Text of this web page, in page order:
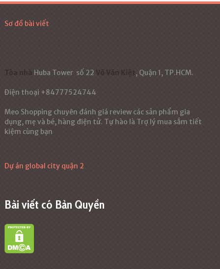
Sơ đồ bài viết
Huba Tower số 22 , Quận 1, TP.HCM.
Điện thoại +84777524744
Meo Shopping chuyên đánh giá review các sản phẩm gia
dụng, mẹ và bé, hàng điện tử. Tự hào là Trợ lý mua sắm tiết
kiệm cùng bạn
Dự án global city quận 2
Bài viết có Bản Quyền